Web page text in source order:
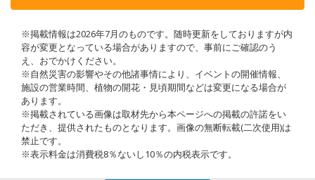
※掲載情報は2026年7月のものです。随時更新をしておりますが内
容が変更となっている場合がありますので、事前にご確認のう
え、おでかけください。
※自然災害の影響やその他諸事情により、イベントの開催情報、
施設の営業時間、植物の開花・見頃期間などは変更になる場合が
あります。
※掲載されている画像は取材先から本ページへの掲載の許諾をい
ただき、提供されたものとなります。画像の無断転載(二次使用)は
禁止です。
※表示料金は消費税8％ないし10％の内税表示です。